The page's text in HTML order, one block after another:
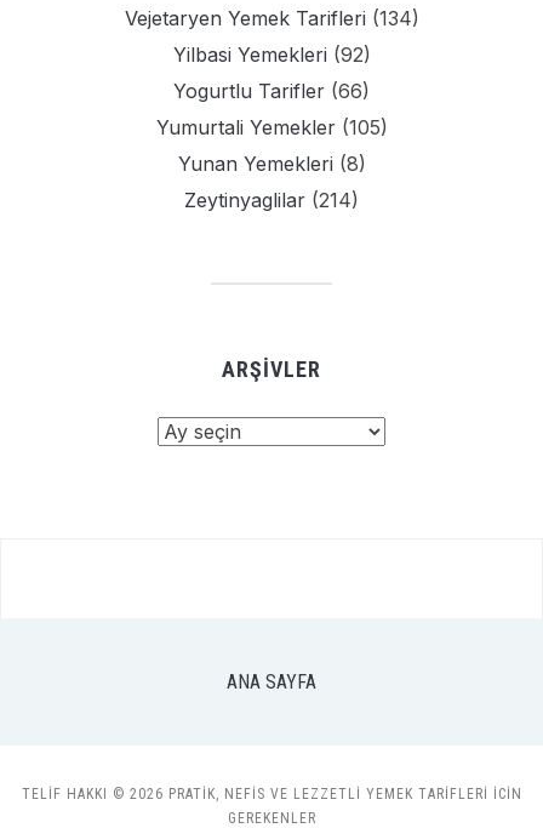
Vejetaryen Yemek Tarifleri (134)
Yilbasi Yemekleri (92)
Yogurtlu Tarifler (66)
Yumurtali Yemekler(105)
Yunan Yemekleri (8)
Zeytinyaglilar (214)
ARŞIVLER
ANA SAYFA
TELIF HAKKI © 2026 PRATIK, NEFIS VE LEZZETLI YEMEK TARIFLERI ICIN
GEREKENLER